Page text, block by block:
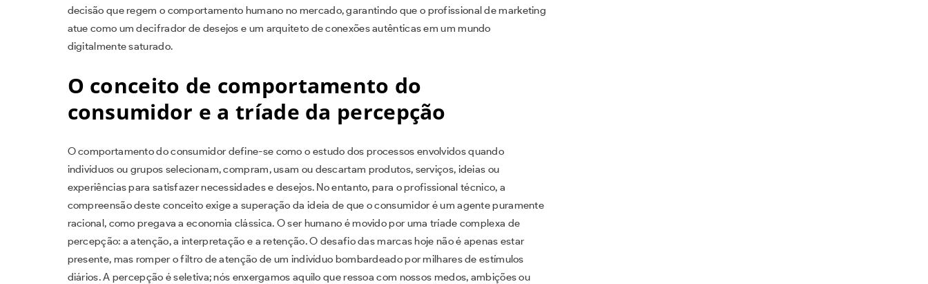
decisão que regem o comportamento humano no mercado, garantindo que o profissional de marketing
atue como um decifrador de desejos e um arquiteto de conexões autênticas em um mundo
digitalmente saturado.
O conceito de comportamento do
consumidor e a tríade da percepção
O comportamento do consumidor define-se como o estudo dos processos envolvidos quando
indivíduos ou grupos selecionam, compram, usam ou descartam produtos, serviços, ideias ou
experiências para satisfazer necessidades e desejos. No entanto, para o profissional técnico, a
compreensão deste conceito exige a superação da ideia de que o consumidor é um agente puramente
racional, como pregava a economia clássica. O ser humano é movido por uma tríade complexa de
percepção: a atenção, a interpretação e a retenção. O desafio das marcas hoje não é apenas estar
presente, mas romper o filtro de atenção de um indivíduo bombardeado por milhares de estímulos
diários. A percepção é seletiva; nós enxergamos aquilo que ressoa com nossos medos, ambições ou